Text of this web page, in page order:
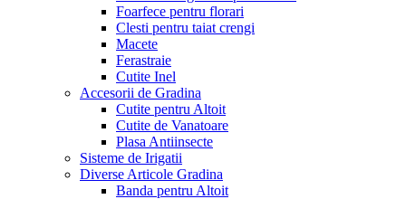
Foarfece pentru florari
Clesti pentru taiat crengi
Macete
Ferastraie
Cutite Inel
Accesorii de Gradina
Cutite pentru Altoit
Cutite de Vanatoare
Plasa Antiinsecte
Sisteme de Irigatii
Diverse Articole Gradina
Banda pentru Altoit